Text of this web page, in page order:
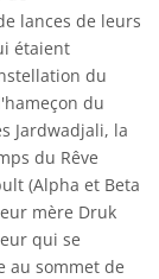
lances de leurs
étaient
du
du
Jardwadjali, la
du Rêve
(Alpha et Beta
mère Druk
qui se
au sommet de